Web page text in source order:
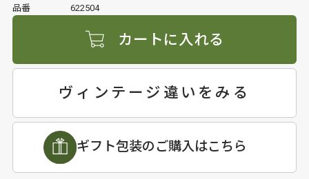
品番 622504
カートに入れる
ヴィンテージ違いをみる
ギフト包装のご購入はこちら